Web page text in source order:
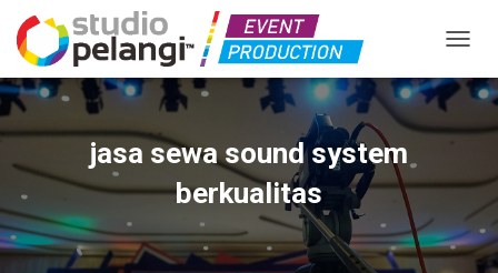
jasa sewa sound system
berkualitas